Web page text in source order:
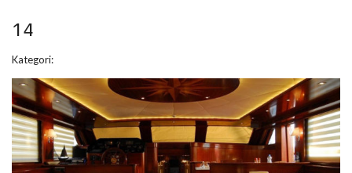
14
Kategori: